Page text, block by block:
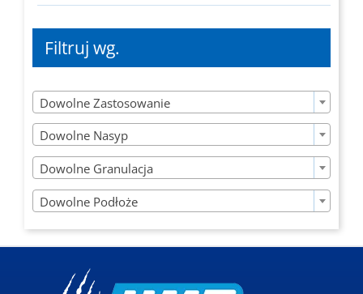
Filtruj wg.
Dowolne Zastosowanie
Dowolne Nasyp
Dowolne Granulacja
Dowolne Podłoże